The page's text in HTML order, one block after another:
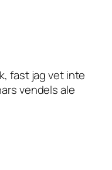
fast jag vet inte
vendels ale